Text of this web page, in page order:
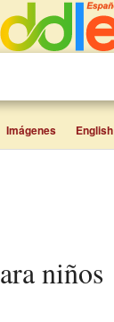
Imágenes English
niños